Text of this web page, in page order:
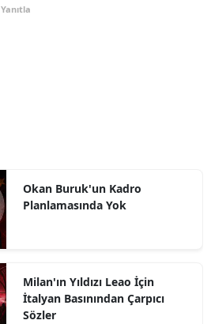
Yanıtla
Okan Buruk'un Kadro
Planlamasında Yok
Milan'ın Yıldızı Leao İçin
İtalyan Basınından Çarpıcı
Sözler